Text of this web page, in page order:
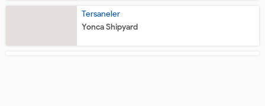
Tersaneler
Yonca Shipyard